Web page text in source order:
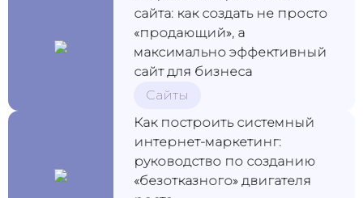
сайта: как создать не просто
«продающий», а
максимально эффективный
сайт для бизнеса
Сайты
Как построить системный
интернет-маркетинг:
руководство по созданию
«безотказного» двигателя